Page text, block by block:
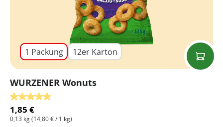
1 Packung 12er Karton
WURZENER Wonuts
Durchschnittliche Bewertung von 5 von 5 Sternen
1,85 €
0,13 kg(14,80 € / 1 kg)